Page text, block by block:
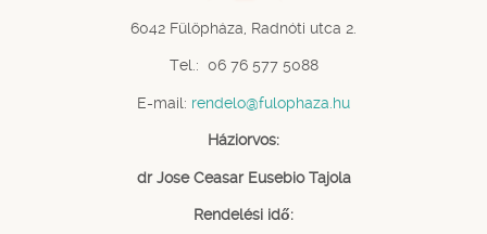
6042 Fülöpháza, Radnóti utca 2.
Tel.: 06 76 577 5088
E-mail: rendelo@fulophaza.hu
Háziorvos:
dr Jose Ceasar Eusebio Tajola
Rendelési idő: